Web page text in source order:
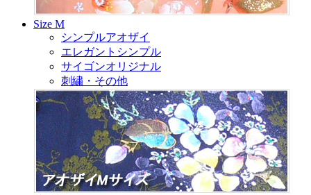
Size M
シンプルアオザイ
エレガントシンプル
サイゴンオリジナル
刺繍・その他